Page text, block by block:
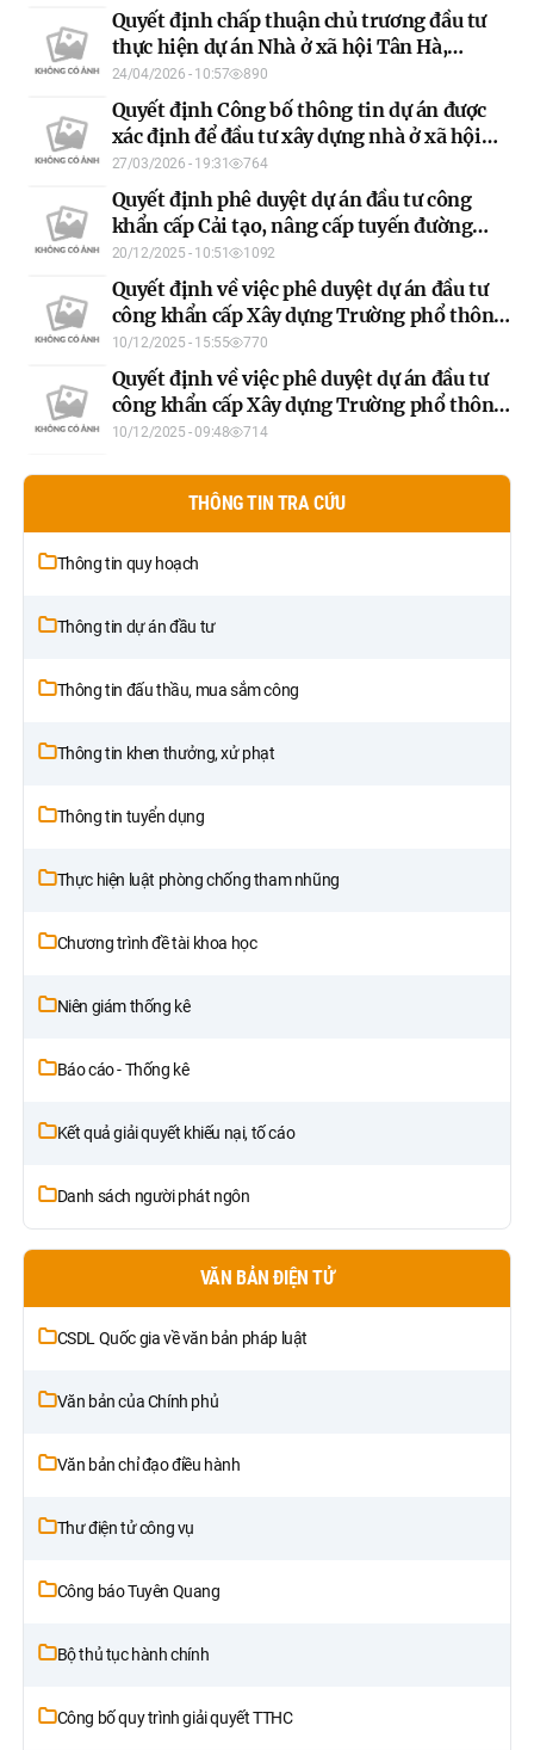
liệu xây dựng thông thường mỏ Thành
Công, xã Thành Long, huyện Hàm Yên (nay
là xã Thái Sơn), tỉnh Tuyên Quang
Quyết định chấp thuận chủ trương đầu tư
thực hiện dự án Nhà ở xã hội Tân Hà,
phường Minh Xuân, tỉnh Tuyên Quang.
24/04/2026 - 10:57 890
Quyết định Công bố thông tin dự án được
xác định để đầu tư xây dựng nhà ở xã hội
trên địa bàn tỉnh Tuyên Quang (đợt 3)
27/03/2026 - 19:31 764
Quyết định phê duyệt dự án đầu tư công
khẩn cấp Cải tạo, nâng cấp tuyến đường
cách mạng từ xã Tân Trào đến xã Trung
Yên, tỉnh Tuyên Quang
20/12/2025 - 10:51 1092
Quyết định về việc phê duyệt dự án đầu tư
công khẩn cấp Xây dựng Trường phổ thông
nội trú liên cấp Tiểu học và Trung học cơ sở
Thanh Thủy
10/12/2025 - 15:55 770
Quyết định về việc phê duyệt dự án đầu tư
công khẩn cấp Xây dựng Trường phổ thông
nội trú liên cấp Tiểu học và Trung học cơ sở
10/12/2025 - 09:48 714
THÔNG TIN TRA CỨU
Thông tin quy hoạch
Thông tin dự án đầu tư
Thông tin đấu thầu, mua sắm công
Thông tin khen thưởng, xử phạt
Thông tin tuyển dụng
Thực hiện luật phòng chống tham nhũng
Chương trình đề tài khoa học
Niên giám thống kê
Báo cáo - Thống kê
Kết quả giải quyết khiếu nại, tố cáo
Danh sách người phát ngôn
VĂN BẢN ĐIỆN TỬ
CSDL Quốc gia về văn bản pháp luật
Văn bản của Chính phủ
Văn bản chỉ đạo điều hành
Thư điện tử công vụ
Công báo Tuyên Quang
Bộ thủ tục hành chính
Công bố quy trình giải quyết TTHC